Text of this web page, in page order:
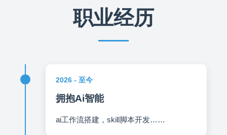
职业经历
2026 - 至今
拥抱Ai智能
ai工作流搭建，skill脚本开发……